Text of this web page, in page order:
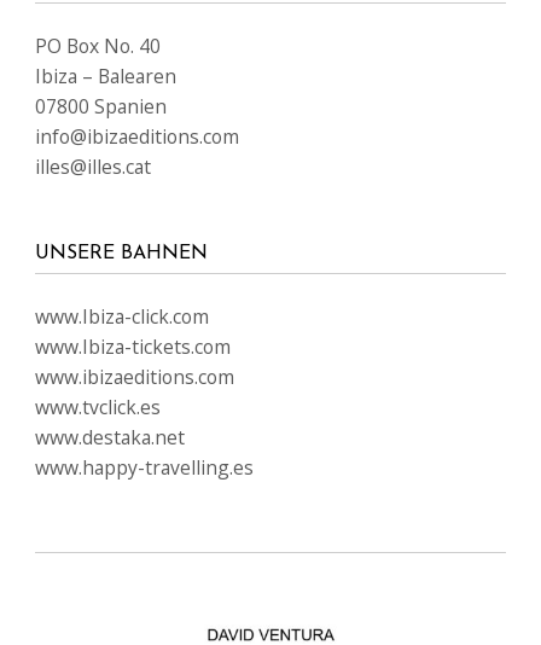
PO Box No. 40
Ibiza – Balearen
07800 Spanien
info@ibizaeditions.com
illes@illes.cat
UNSERE BAHNEN
www.Ibiza-click.com
www.Ibiza-tickets.com
www.ibizaeditions.com
www.tvclick.es
www.destaka.net
www.happy-travelling.es